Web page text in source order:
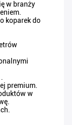
w branży
koparek do
premium.
w